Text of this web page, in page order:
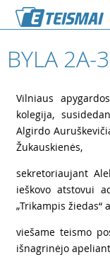
BYLA
Vilniaus
kolegija,
Algirdo
Žukauskienės,
sekretoriaujant
ieškovo atstovui
„Trikampis
viešame teismo
išnagrinėjo